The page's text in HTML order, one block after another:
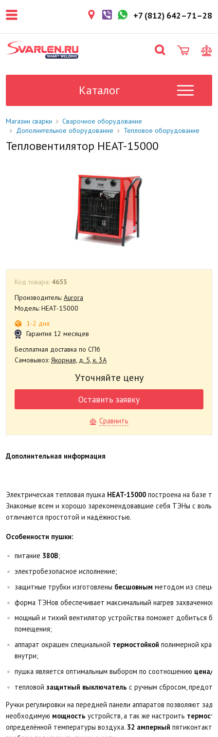
более 3 рабочих дней.
поставки в магазин: 1-2 рабочих
дня.
Данный товар отсутствует на
уточните у менеджера.
+7 (812) 642–71–28
Каталог
Магазин сварки
Сварочное оборудование
Дополнительное оборудование
Тепловое оборудование
Тепловентилятор HEAT-15000
Код товара: 4653
Производитель: Aurora
Модель: HEAT-15000
1-2 дня
Гарантия 12 месяцев
Бесплатная доставка по СПб
Самовывоз: Якорная, д. 5, к. 3А
Уточняйте цену
Оставить заявку
Сравнить
Дополнительная информация
Электрическая тепловая пушка HEAT-15000 построена на базе
Знакомые всем и хорошо зарекомендовавшие себя ТЭНы с
отличаются простотой и надёжностью.
Особенности пушки:
питание 380В;
электробезопасное исполнение;
защитные трубки изготовлены бесшовным методом из
форма ТЭНов обеспечивает максимальный нагрев
мощный и тихий вентилятор устройства поможет добиться
помещения;
аппарат окрашен специальной термостойкой полимерной
внутри;
пушка является оптимальным выбором по соотношению цена/
тепловой защитный выключатель с ручным сбросом,
Ручки регулировки на передней панели аппаратов позволяют
необходимую мощность устройств, а так же настроить
определённой температуры воздуха. 32 амперный